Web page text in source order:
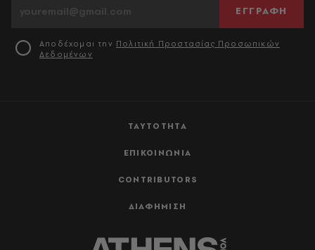
ΤΑΥΤΟΤΗΤΑ
ΕΠΙΚΟΙΝΩΝΙΑ
CONTRIBUTORS
ΔΙΑΦΗΜΙΣΗ
ΕΓΓΡΑΦΗ
Αποδέχομαι την Πολιτική Προστασίας Προσωπικών
Δεδομένων